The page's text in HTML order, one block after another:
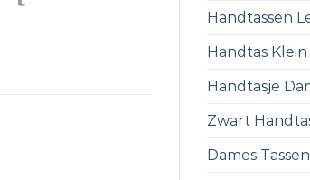
Handtassen
Handtas Klein
Handtasje
Zwart
Dames